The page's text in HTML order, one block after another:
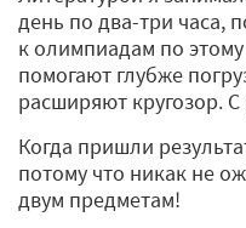
день по два-три часа,
к олимпиадам по
помогают глубже
расширяют кругозор.
Когда пришли
потому что никак не
двум предметам!